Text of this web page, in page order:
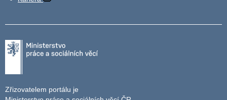
Zřizovatelem portálu je